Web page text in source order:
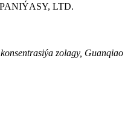
LTD.
zolagy,